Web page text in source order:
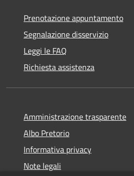
Prenotazione appuntamento
Segnalazione disservizio
Leggi le FAQ
Richiesta assistenza
Amministrazione trasparente
Albo Pretorio
Informativa privacy
Note legali